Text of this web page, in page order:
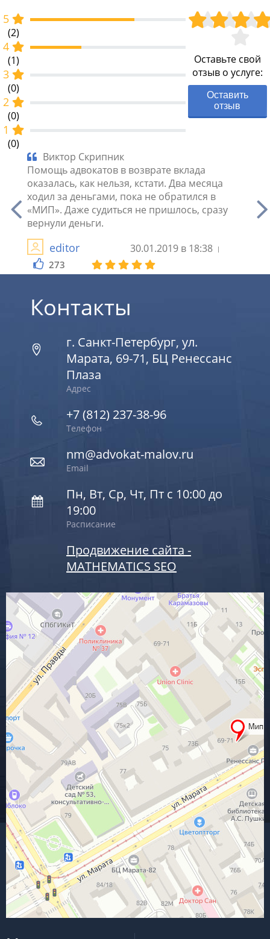
5
(2)
4
(1)
3
(0)
2
(0)
1
(0)
Оставьте свой
отзыв о услуге:
Оставить
отзыв
Виктор Скрипник
Помощь адвокатов в возврате вклада
оказалась, как нельзя, кстати. Два месяца
ходил за деньгами, пока не обратился в
«МИП». Даже судиться не пришлось, сразу
вернули деньги.
editor 30.01.2019 в 18:38
273
Контакты
г. Санкт-Петербург, ул.
Марата, 69-71, БЦ Ренессанс
Плаза
Адрес
+7 (812) 237-38-96
Телефон
nm@advokat-malov.ru
Email
Пн, Вт, Ср, Чт, Пт с 10:00 до
19:00
Расписание
Продвижение сайта -
MATHEMATICS SEO